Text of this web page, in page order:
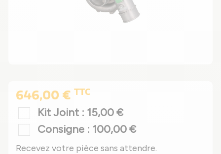
646,00 € TTC
Kit Joint : 15,00 €
Consigne : 100,00 €
Recevez votre pièce sans attendre.